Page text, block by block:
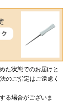
た状態でのお届けと
のご指定はご遠慮く
る場合がございま